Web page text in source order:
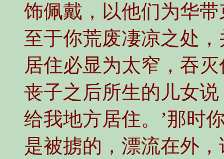
饰佩戴，以他们为华
至于你荒废凄凉之处
居住必显为太窄，吞
丧子之后所生的儿女
给我地方居住。’那时
是被掳的，漂流在外